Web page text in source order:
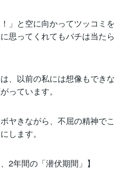
」と空に向かってツッコミを
思ってくれてもバチは当たら
、以前の私には想像もできな
っています。
ヤきながら、不屈の精神でこ
します。
2年間の「潜伏期間」】